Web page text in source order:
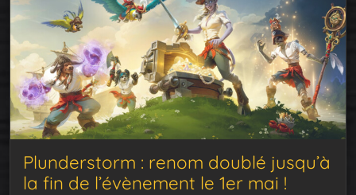
Plunderstorm : renom doublé jusqu’à
la fin de l’évènement le 1er mai !